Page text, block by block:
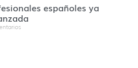
españoles ya